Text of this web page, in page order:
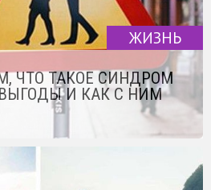
ЖИЗНЬ
ЧТО ТАКОЕ СИНДРОМ
И КАК С НИМ